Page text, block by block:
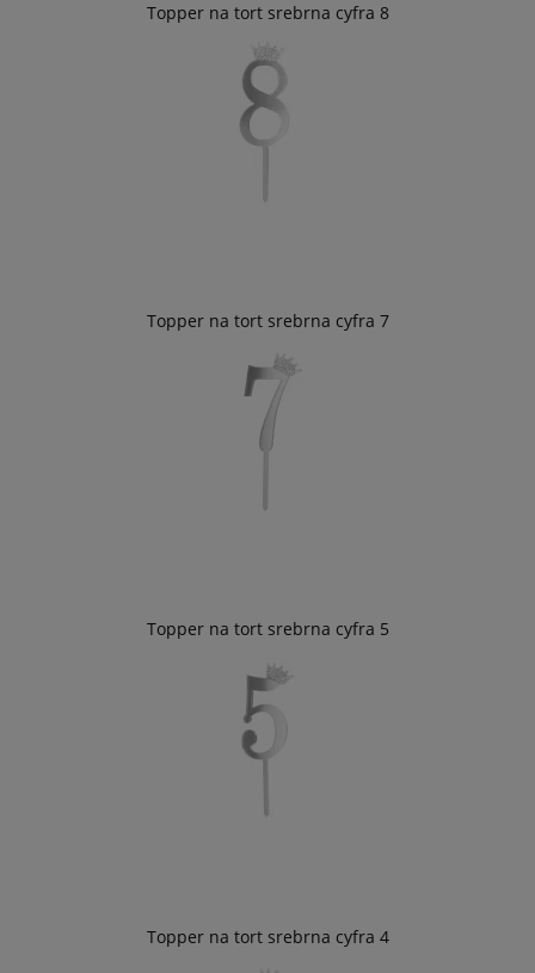
Topper na tort srebrna cyfra 8
Topper na tort srebrna cyfra 7
Topper na tort srebrna cyfra 5
Topper na tort srebrna cyfra 4